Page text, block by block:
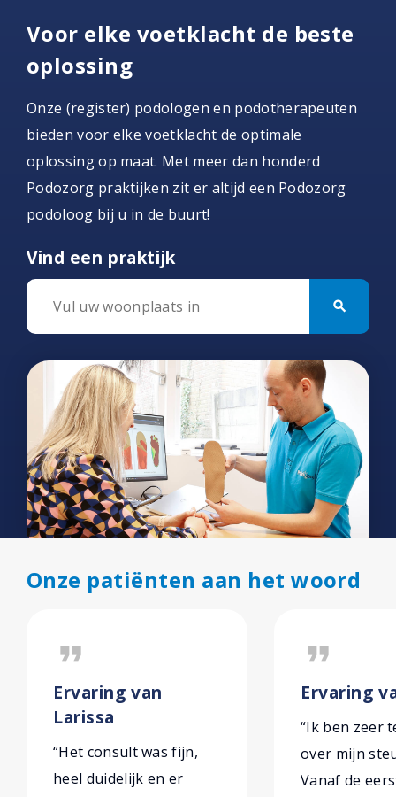
Voor elke voetklacht de beste
oplossing
Onze (register) podologen en podotherapeuten
bieden voor elke voetklacht de optimale
oplossing op maat. Met meer dan honderd
Podozorg praktijken zit er altijd een Podozorg
podoloog bij u in de buurt!
Vind een praktijk
search
Onze patiënten aan het woord
format_quote
Ervaring van
Larissa
“Het consult was fijn,
heel duidelijk en er
format_quote
Ervaring
“Ik ben zeer
over mijn
Vanaf de